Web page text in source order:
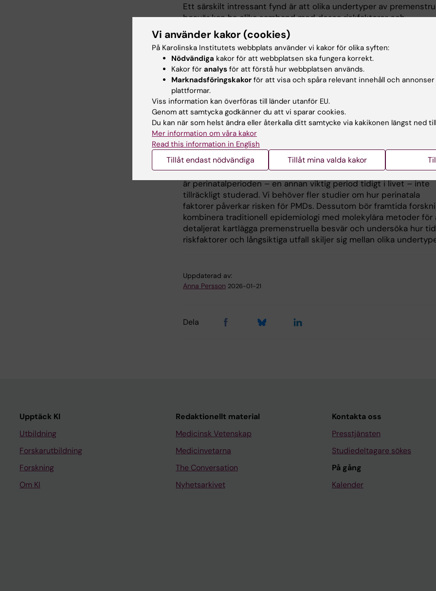
Ett särskilt intressant fynd är att olika undertyper av
besvär kan ha olika samband med dessa riskfaktorer och
hälsokonsekvenser. Till exempel kan PMDs med tidig
ha ett starkare samband med matallergi i barndomen jämfört
de som får symtom senare. Dessutom har PMDs som
tidigt en högre risk för framtida hjärt-kärlsjukdomar.
analyserade även PMD-undertyper baserat på svårighetsgrad
samsjuklighet med psykiatriska diagnoser, och fann skillnader i
de var kopplade till riskfaktorer och hälsoutfall över livsförloppet.
Detta kan tyda på potentiell heterogenitet inom kategorin PMDs.
Vilken vidare forskning behövs inom området?
Studier har visat att genetiska faktorer och olika exponeringar i
barndomen (t.ex. BMI i barndomen, barndomstrauma, ålder vid
menstruationsdebut) spelar en roll i utvecklingen av PMDs.
är perinatalperioden – en annan viktig period tidigt i livet – inte
tillräckligt studerad. Vi behöver fler studier om hur perinatala
faktorer påverkar risken för PMDs. Dessutom bör framtida
kombinera traditionell epidemiologi med molekylära metoder för
detaljerat kartlägga premenstruella besvär och undersöka hur
riskfaktorer och långsiktiga utfall skiljer sig mellan olika
Uppdaterad av:
Anna Persson 2026-01-21
Dela
Upptäck KI
Utbildning
Forskarutbildning
Forskning
Om KI
Redaktionellt material
Medicinsk Vetenskap
Medicinvetarna
The Conversation
Nyhetsarkivet
Kontakta oss
Presstjänsten
Studiedeltagare sökes
På gång
Kalender
Vi använder kakor (cookies)
På Karolinska Institutets webbplats använder vi kakor för olika syften:
Nödvändiga kakor för att webbplatsen ska fungera korrekt.
Kakor för analys för att förstå hur webbplatsen används.
Marknadsföringskakor för att visa och spåra relevant innehåll och
plattformar.
Viss information kan överföras till länder utanför EU.
Genom att samtycka godkänner du att vi sparar cookies.
Du kan när som helst ändra eller återkalla ditt samtycke via kakikonen längst ned
Mer information om våra kakor
Read this information in English
Tillåt endast nödvändiga Tillåt mina valda kakor